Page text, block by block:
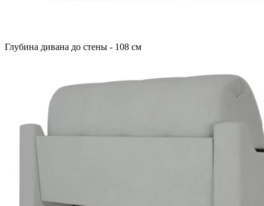
Глубина дивана до стены - 108 см